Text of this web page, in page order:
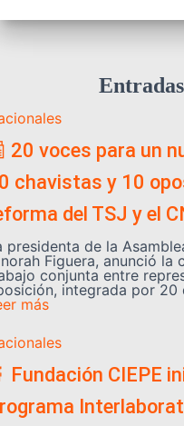
20 voces para un
chavistas y 10
del TSJ y el
presidenta de la
Figuera, anunció la
conjunta entre
integrada por
más
Fundación CIEPE